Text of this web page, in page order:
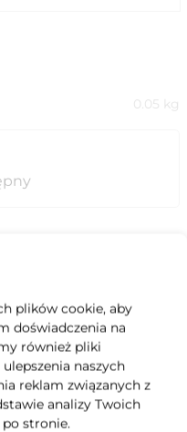
0.05 kg
plików cookie, aby
doświadczenia na
również pliki
naszych
reklam związanych z
analizy Twoich
stronie.